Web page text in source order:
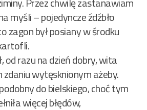
myśli – pojedyncze źdźbło
zagon był posiany w środku
od razu na dzień dobry, wita
wytęsknionym ażeby.
do bielskiego, choć tym
więcej błędów,